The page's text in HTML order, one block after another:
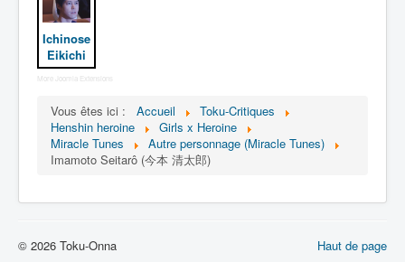
Personnages
Véhicules
Objets
Épisodes
Chronologie
Ichinose
Eikichi
More Joomla Extensions
Vous êtes ici : Accueil
Toku-Critiques
Henshin heroine
Girls x Heroine
Miracle Tunes
Autre personnage (Miracle Tunes)
Imamoto Seitarô (今本 清太郎)
Haut de page
© 2026 Toku-Onna